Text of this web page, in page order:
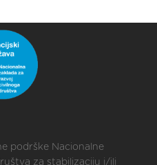
podrške Nacionalne
za stabilizaciju i/ili